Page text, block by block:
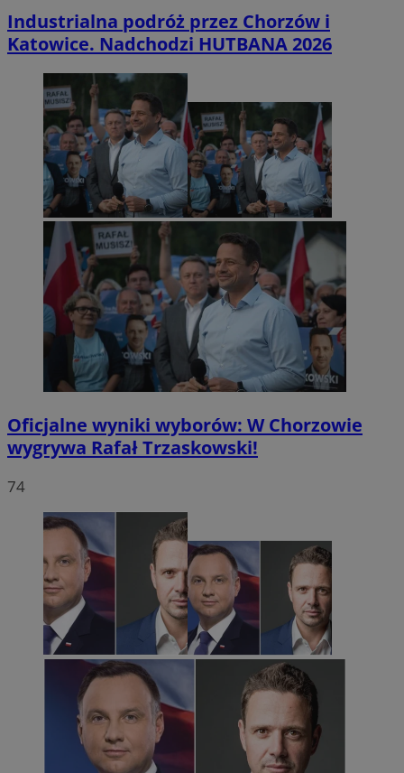
Industrialna podróż przez Chorzów i
Katowice. Nadchodzi HUTBANA 2026
Oficjalne wyniki wyborów: W Chorzowie
wygrywa Rafał Trzaskowski!
74